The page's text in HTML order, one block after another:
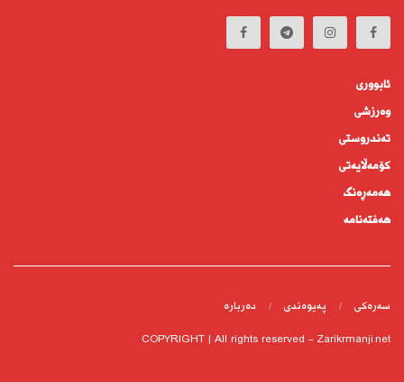
ئابوورى
وەرزشی
تەندروستى
كۆمه‌ڵايه‌تى
هەمەڕەنگ
هەفتەنامە
سەرەکی پەیوەندى دەربارە
COPYRIGHT | All rights reserved - Zarikrmanji.net